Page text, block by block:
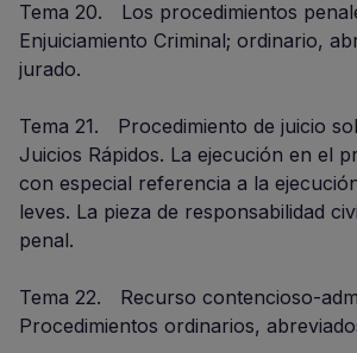
Tema 20. Los procedimientos
Enjuiciamiento Criminal; ordinario,
jurado.
Tema 21. Procedimiento de juicio
Juicios Rápidos. La ejecución en el
con especial referencia a la
leves. La pieza de responsabilidad
penal.
Tema 22. Recurso contencioso-
Procedimientos ordinarios,